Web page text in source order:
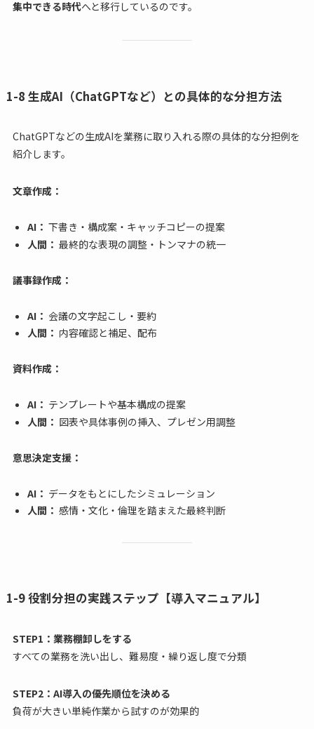
集中できる時代へと移行しているのです。
1-8 生成AI（ChatGPTなど）との具体的な分担方法
ChatGPTなどの生成AIを業務に取り入れる際の具体的な分担例を
紹介します。
文章作成：
AI： 下書き・構成案・キャッチコピーの提案
人間： 最終的な表現の調整・トンマナの統一
議事録作成：
AI： 会議の文字起こし・要約
人間： 内容確認と補足、配布
資料作成：
AI： テンプレートや基本構成の提案
人間： 図表や具体事例の挿入、プレゼン用調整
意思決定支援：
AI： データをもとにしたシミュレーション
人間： 感情・文化・倫理を踏まえた最終判断
1-9 役割分担の実践ステップ【導入マニュアル】
STEP1：業務棚卸しをする
すべての業務を洗い出し、難易度・繰り返し度で分類
STEP2：AI導入の優先順位を決める
負荷が大きい単純作業から試すのが効果的